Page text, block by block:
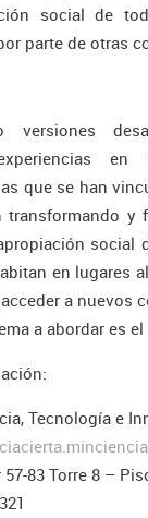
social de
parte de otras
versiones
en
que se han
transformando y
social
en lugares
a nuevos
a abordar es
Tecnología e
83 Torre 8 –